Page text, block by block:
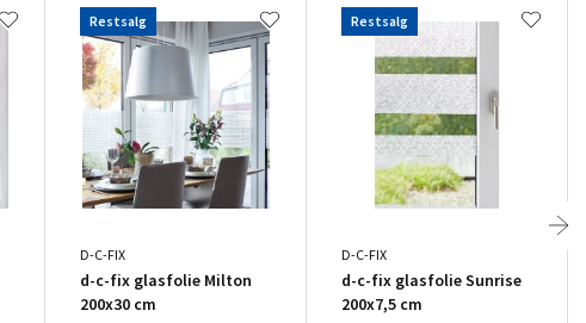
Restsalg
D-C-FIX
d-c-fix glasfolie Milton
200x30 cm
Restsalg
D-C-FIX
d-c-fix glasfolie Sunrise
200x7,5 cm